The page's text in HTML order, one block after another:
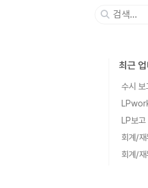
최근
수시 보
회계/
회계/